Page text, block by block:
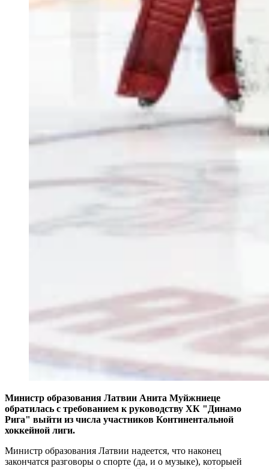
Министр образования Латвии Анита Муйжниеце
обратилась с требованием к руководству ХК "Динамо
Рига" выйти из числа участников Континентальной
хоккейной лиги.
Министр образования Латвии надеется, что наконец
закончатся разговоры о спорте (да, и о музыке), которыей